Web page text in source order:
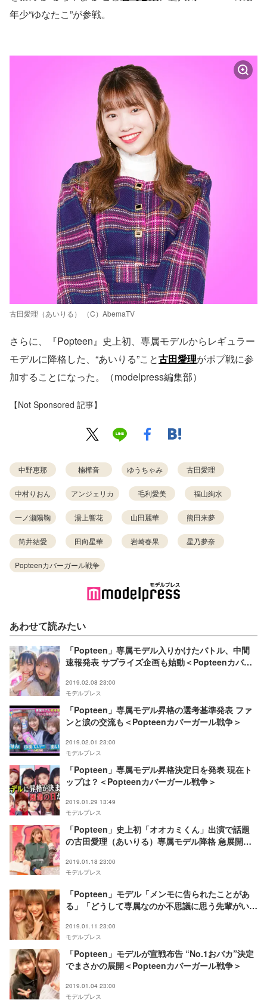
年少“ゆなたこ”が参戦。
古田愛理（あいりる） （C）AbemaTV
さらに、『Popteen』史上初、専属モデルからレギュラー
モデルに降格した、“あいりる”こと古田愛理がポプ戦に参
加することになった。（modelpress編集部）
【Not Sponsored 記事】
中野恵那 楠樺音 ゆうちゃみ 古田愛理
中村りおん アンジェリカ 毛利愛美 福山絢水
一ノ瀬陽鞠 湯上響花 山田麗華 熊田来夢
筒井結愛 田向星華 岩崎春果 星乃夢奈
Popteenカバーガール戦争
あわせて読みたい
「Popteen」専属モデル入りかけたバトル、中間
速報発表 サプライズ企画も始動＜Popteenカバー
2019.02.08 23:00
モデルプレス
「Popteen」専属モデル昇格の選考基準発表 ファ
ンと涙の交流も＜Popteenカバーガール戦争＞
2019.02.01 23:00
モデルプレス
「Popteen」専属モデル昇格決定日を発表 現在ト
ップは？＜Popteenカバーガール戦争＞
2019.01.29 13:49
モデルプレス
「Popteen」史上初「オオカミくん」出演で話題
の古田愛理（あいりる）専属モデル降格 急展開の
2019.01.18 23:00
モデルプレス
「Popteen」モデル「メンモに告られたことがあ
る」「どうして専属なのか不思議に思う先輩がい
Popteenカバーガール戦争＞
2019.01.11 23:00
モデルプレス
「Popteen」モデルが宣戦布告 “No.1おバカ”決定
でまさかの展開＜Popteenカバーガール戦争＞
2019.01.04 23:00
モデルプレス